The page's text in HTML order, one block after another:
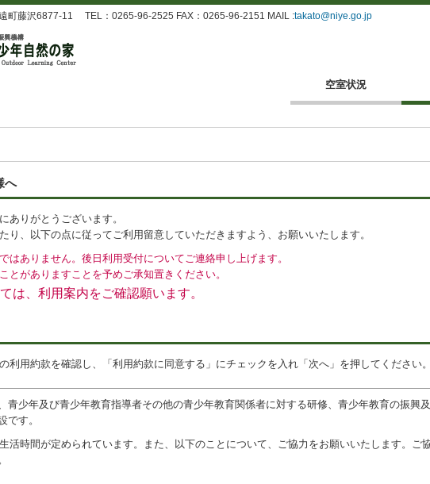
町藤沢6877-11 TEL：0265-96-2525 FAX：0265-96-2151 MAIL :takato@niye.go.jp
空室状況
へ
ありがとうございます。
り、以下の点に従ってご利用留意していただきますよう、お願いいたします。
はありません。後日利用受付についてご連絡申し上げます。
とがありますことを予めご承知置きください。
は、利用案内をご確認願います。
利用約款を確認し、「利用約款に同意する」にチェックを入れ「次へ」を押してください。
青少年及び青少年教育指導者その他の青少年教育関係者に対する研修、青少年教育の振興
です。
活時間が定められています。また、以下のことについて、ご協力をお願いいたします。ご